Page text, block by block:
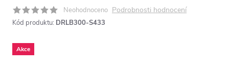
Neohodnoceno Podrobnosti hodnocení
Kód produktu: DRLB300-S433
Akce